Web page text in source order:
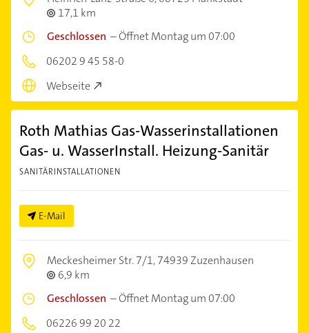
17,1 km
Geschlossen –Öffnet Montag um 07:00
06202 9 45 58-0
Webseite
Roth Mathias Gas-Wasserinstallationen
Gas- u. WasserInstall. Heizung-Sanitär
SANITÄRINSTALLATIONEN
E-Mail
Meckesheimer Str. 7/1,74939 Zuzenhausen
6,9 km
Geschlossen –Öffnet Montag um 07:00
06226 99 20 22